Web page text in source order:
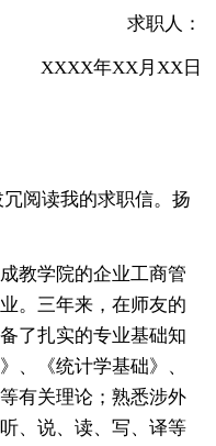
求职人：
XXXX年XX月XX日
阅读我的求职信。扬
教学院的企业工商管
。三年来，在师友的
了扎实的专业基础知
、《统计学基础》、
有关理论；熟悉涉外
、说、读、写、译等